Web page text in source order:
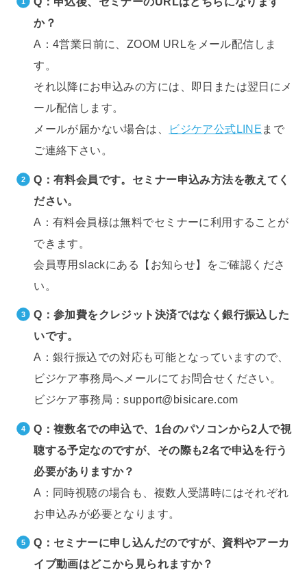
か？
A：4営業日前に、ZOOM URLをメール配信しま
す。
それ以降にお申込みの方には、即日または翌日にメ
ール配信します。
メールが届かない場合は、
ビジケア公式LINE まで
ご連絡下さい。
Q：有料会員です。セミナー申込み方法を教えてく
ださい。
A：有料会員様は無料でセミナーに利用することが
できます。
会員専用slackにある【お知らせ】をご確認くださ
い。
Q：参加費をクレジット決済ではなく銀行振込した
いです。
A：銀行振込での対応も可能となっていますので、
ビジケア事務局へメールにてお問合せください。
ビジケア事務局：support@bisicare.com
Q：複数名での申込で、1台のパソコンから2人で視
聴する予定なのですが、 その際も2名で申込を行う
必要がありますか？
A：同時視聴の場合も、複数人受講時にはそれぞれ
お申込みが必要となります。
Q：セミナーに申し込んだのですが、資料やアーカ
イブ動画はどこから見られますか？